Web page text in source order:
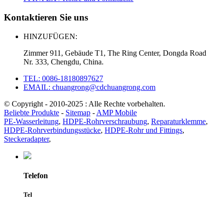
Kontaktieren Sie uns
HINZUFÜGEN:
Zimmer 911, Gebäude T1, The Ring Center, Dongda Road
Nr. 333, Chengdu, China.
TEL: 0086-18180897627
EMAIL: chuangrong@cdchuangrong.com
© Copyright - 2010-2025 : Alle Rechte vorbehalten.
Beliebte Produkte - Sitemap - AMP Mobile
PE-Wasserleitung, HDPE-Rohrverschraubung, Reparaturklemme,
HDPE-Rohrverbindungsstücke, HDPE-Rohr und Fittings,
Steckeradapter,
Telefon
Tel